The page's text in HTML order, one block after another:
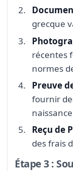
grecque
récentes
normes
Preuve
fournir
Reçu de
des frais
Étape 3 :